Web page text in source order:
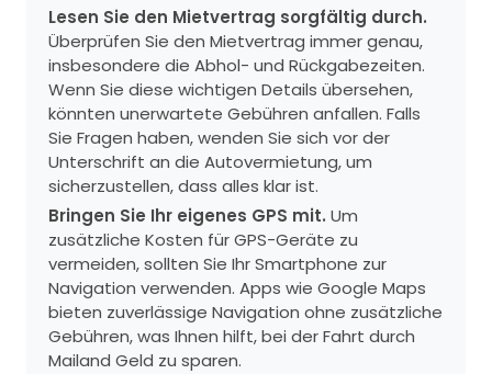
Lesen Sie den Mietvertrag sorgfältig durch.
Überprüfen Sie den Mietvertrag immer genau,
insbesondere die Abhol- und Rückgabezeiten.
Wenn Sie diese wichtigen Details übersehen,
könnten unerwartete Gebühren anfallen. Falls
Sie Fragen haben, wenden Sie sich vor der
Unterschrift an die Autovermietung, um
sicherzustellen, dass alles klar ist.
Bringen Sie Ihr eigenes GPS mit. Um
zusätzliche Kosten für GPS-Geräte zu
vermeiden, sollten Sie Ihr Smartphone zur
Navigation verwenden. Apps wie Google Maps
bieten zuverlässige Navigation ohne zusätzliche
Gebühren, was Ihnen hilft, bei der Fahrt durch
Mailand Geld zu sparen.